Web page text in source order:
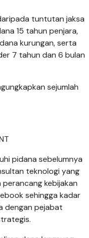
tuntutan jaksa
15 tahun penjara,
kurungan, serta
7 tahun dan 6 bulan
sejumlah
pidana sebelumnya
teknologi yang
kebijakan
sehingga kadar
dengan pejabat